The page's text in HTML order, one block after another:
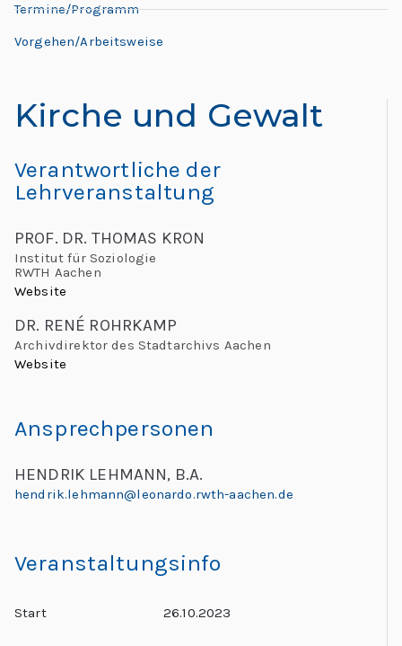
n
a
r
d
“
L
e
e
n
o
h
al
le
e
Kirche und Gewalt
Verantwortliche der
Lehrveranstaltung
PROF. DR. THOMAS KRON
Institut für Soziologie
RWTH Aachen
Website
DR. RENÉ ROHRKAMP
Archivdirektor des Stadtarchivs Aachen
Website
Ansprechpersonen
HENDRIK LEHMANN, B.A.
hendrik.lehmann@leonardo.rwth-aachen.de
Veranstaltungsinfo
Start 26.10.2023
Termine/Programm
Vorgehen/Arbeitsweise